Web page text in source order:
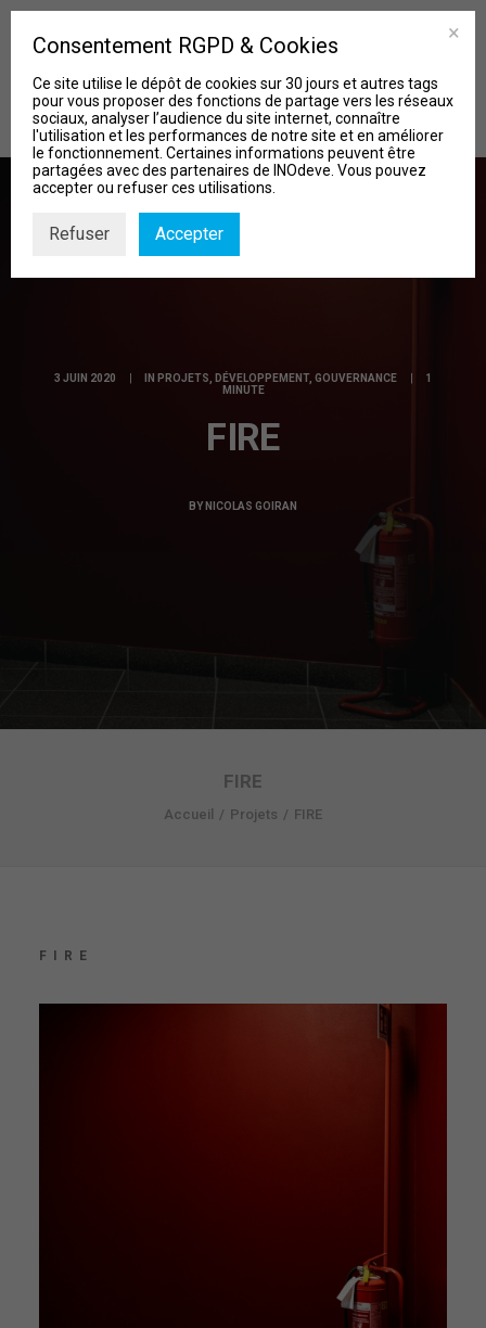
MISSIONS
Qui sommes-nous?
Contact
Recherche
3 JUIN 2020 IN PROJETS DÉVELOPPEMENT, GOUVERNANCE
1
MINUTE
FIRE
BY NICOLAS GOIRAN
FIRE
Accueil Projets FIRE
FIRE
Consentement RGPD & Cookies
Ce site utilise le dépôt de cookies sur 30 jours et autres tags
pour vous proposer des fonctions de partage vers les réseaux
sociaux, analyser l’audience du site internet, connaître
l'utilisation et les performances de notre site et en améliorer
le fonctionnement. Certaines informations peuvent être
partagées avec des partenaires de INOdeve. Vous pouvez
accepter ou refuser ces utilisations.
Refuser Accepter